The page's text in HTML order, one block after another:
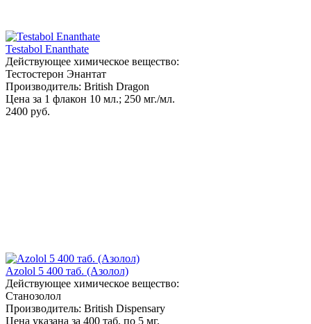
Testabol Enanthate
Действующее химическое вещество:
Тестостерон Энантат
Производитель: British Dragon
Цена за 1 флакон 10 мл.; 250 мг./мл.
2400 руб.
Azolol 5 400 таб. (Азолол)
Действующее химическое вещество:
Станозолол
Производитель: British Dispensary
Цена указана за 400 таб. по 5 мг.